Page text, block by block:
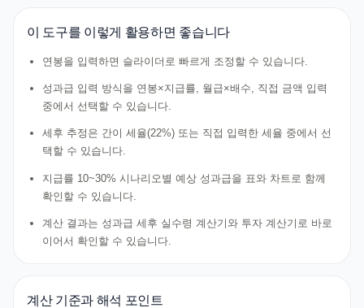
이 도구를 이렇게 활용하면 좋습니다
연봉을 입력하면 슬라이더로 빠르게 조정할 수 있습니다.
성과급 입력 방식을 연봉×지급률, 월급×배수, 직접 금액 입력
중에서 선택할 수 있습니다.
세후 추정은 간이 세율(22%) 또는 직접 입력한 세율 중에서 선
택할 수 있습니다.
지급률 10~30% 시나리오별 예상 성과급을 표와 차트로 함께
확인할 수 있습니다.
계산 결과는 성과급 세후 실수령 계산기와 투자 계산기로 바로
이어서 확인할 수 있습니다.
계산 기준과 해석 포인트